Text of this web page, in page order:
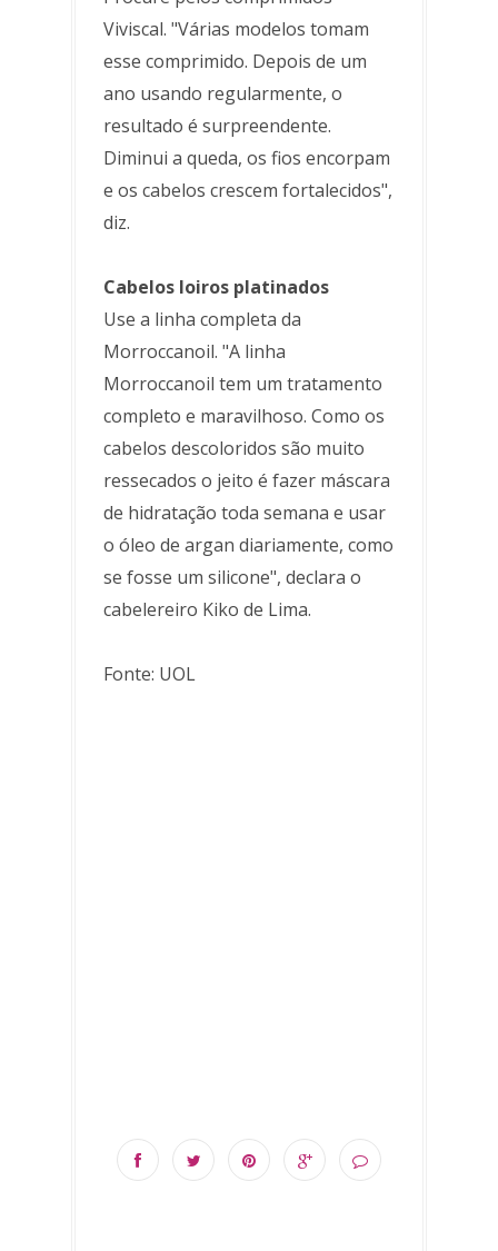
Viviscal. "Várias modelos tomam
esse comprimido. Depois de um
ano usando regularmente, o
resultado é surpreendente.
Diminui a queda, os fios encorpam
e os cabelos crescem fortalecidos",
diz.
Cabelos loiros platinados
Use a linha completa da
Morroccanoil. "A linha
Morroccanoil tem um tratamento
completo e maravilhoso. Como os
cabelos descoloridos são muito
ressecados o jeito é fazer máscara
de hidratação toda semana e usar
o óleo de argan diariamente, como
se fosse um silicone", declara o
cabelereiro Kiko de Lima.
Fonte: UOL